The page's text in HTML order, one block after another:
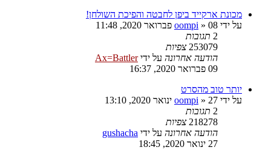
מכונת ארקייד ביפן לחבטה והפיכת השולחן!
על ידי
oompi » 08 פברואר 2020, 11:48
2 תגובות
253079 צפיות
הודעה אחרונה על ידיAx=Battler
09 פברואר 2020, 16:37
יותר טוב מהסרט
על ידי
oompi » 27 ינואר 2020, 13:10
2 תגובות
218278 צפיות
הודעה אחרונה על ידי gushacha
27 ינואר 2020, 18:45